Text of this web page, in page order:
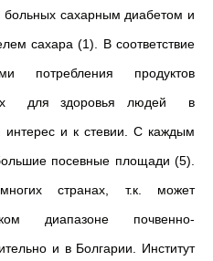
сахарным диабетом и
сахара (1). В соответствие
потребления продуктов
для здоровья людей в
интерес и к стевии. С каждым
посевные площади (5).
странах, т.к. может
диапазоне почвенно-
и в Болгарии. Институт